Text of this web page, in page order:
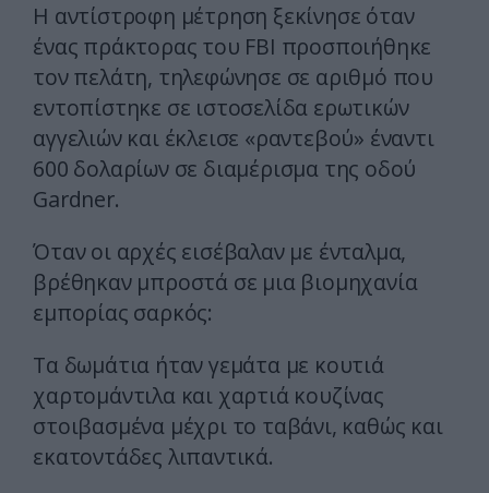
Η αντίστροφη μέτρηση ξεκίνησε όταν
ένας πράκτορας του FBI προσποιήθηκε
τον πελάτη, τηλεφώνησε σε αριθμό που
εντοπίστηκε σε ιστοσελίδα ερωτικών
αγγελιών και έκλεισε «ραντεβού» έναντι
600 δολαρίων σε διαμέρισμα της οδού
Gardner.
Όταν οι αρχές εισέβαλαν με ένταλμα,
βρέθηκαν μπροστά σε μια βιομηχανία
εμπορίας σαρκός:
Τα δωμάτια ήταν γεμάτα με κουτιά
χαρτομάντιλα και χαρτιά κουζίνας
στοιβασμένα μέχρι το ταβάνι, καθώς και
εκατοντάδες λιπαντικά.